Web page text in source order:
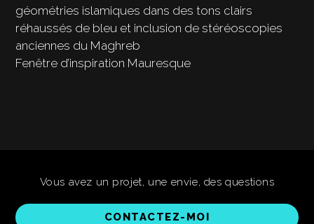
Fenêtre d’inspiration Mauresque
Vous avez un projet, une envie, des questions
CONTACTEZ-MOI